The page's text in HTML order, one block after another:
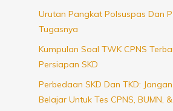
Urutan Pangkat Polsuspas Dan
Tugasnya
Kumpulan Soal TWK CPNS
Persiapan SKD
Perbedaan SKD Dan TKD:
Belajar Untuk Tes CPNS, BUMN,